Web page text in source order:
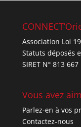
Association Loi
Statuts déposés
SIRET N° 813
Vous avez
Parlez-en à vos
Contactez-nous